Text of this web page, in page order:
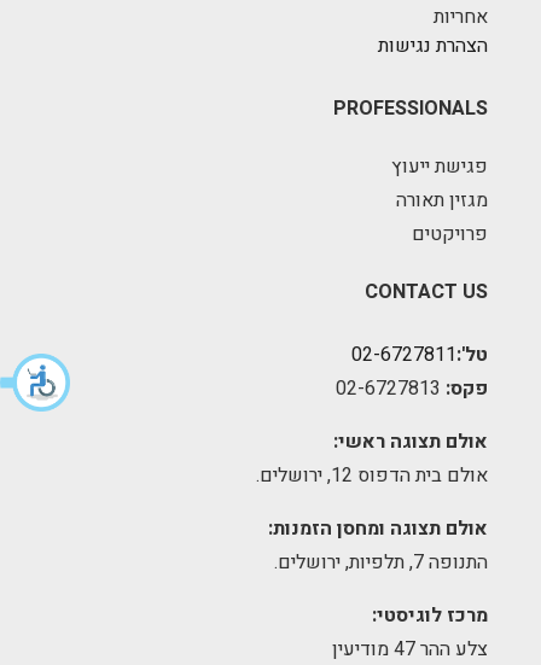
אחריות
הצהרת נגישות
PROFESSIONALS
פגישת ייעוץ
מגזין תאורה
פרויקטים
CONTACT US
טל':02-6727811
פקס:
אולם תצוגה ראשי:
אולם בית הדפוס 12, ירושלים.
אולם תצוגה ומחסן הזמנות:
התנופה 7, תלפיות, ירושלים.
מרכז לוגיסטי:
צלע ההר 47 מודיעין